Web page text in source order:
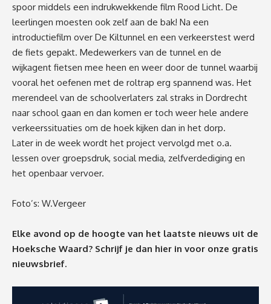
spoor middels een indrukwekkende film Rood Licht. De
leerlingen moesten ook zelf aan de bak! Na een
introductiefilm over De Kiltunnel en een verkeerstest werd
de fiets gepakt. Medewerkers van de tunnel en de
wijkagent fietsen mee heen en weer door de tunnel waarbij
vooral het oefenen met de roltrap erg spannend was. Het
merendeel van de schoolverlaters zal straks in Dordrecht
naar school gaan en dan komen er toch weer hele andere
verkeerssituaties om de hoek kijken dan in het dorp.
Later in de week wordt het project vervolgd met o.a.
lessen over groepsdruk, social media, zelfverdediging en
het openbaar vervoer.
Foto’s: W.Vergeer
Elke avond op de hoogte van het laatste nieuws uit de
Hoeksche Waard? Schrijf je dan hier in voor onze gratis
nieuwsbrief.